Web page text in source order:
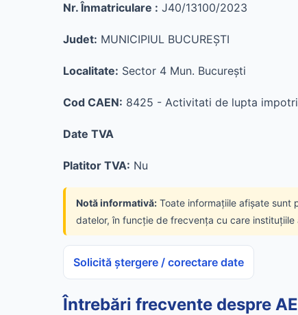
Nr. Înmatriculare : J40/13100/2023
Judet: MUNICIPIUL BUCUREŞTI
Localitate: Sector 4 Mun. Bucureşti
Cod CAEN: 8425 - Activitati de lupta
Date TVA
Platitor TVA: Nu
Notă informativă: Toate informațiile afișate sunt
datelor, în funcție de frecvența cu care instituțiile
Solicită ștergere / corectare date
Întrebări frecvente despre